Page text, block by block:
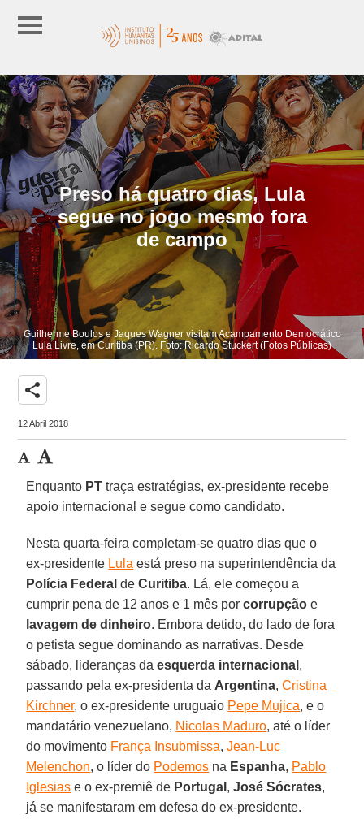
Preso há quatro dias, Lula
segue no jogo mesmo fora
de campo
Guilherme Boulos e Jaques Wagner visitam Acampamento Democrático
Lula Livre, em Curitiba (PR). Foto: Ricardo Stuckert (Fotos Públicas)
share
12 Abril 2018
Enquanto PT traça estratégias, ex-presidente recebe
apoio internacional e segue como candidato.
Nesta quarta-feira completam-se quatro dias que o
ex-presidente Lula está preso na superintendência da
Polícia Federal de Curitiba. Lá, ele começou a
cumprir pena de 12 anos e 1 mês porcorrupção e
lavagem de dinheiro. Embora detido, do lado de fora
o petista segue dominando as narrativas. Desde
sábado, lideranças daesquerda internacional ,
passando pela ex-presidenta da Argentina,Cristina
Kirchner, o ex-presidente uruguaio Pepe Mujica, e o
mandatário venezuelano, Nicolas Maduro, até o líder
do movimento França Insubmissa, Jean-Luc
Melenchon, o líder do Podemos na Espanha, Pablo
Iglesias e o ex-premiê de Portugal ,José Sócrates,
já se manifestaram em defesa do ex-presidente.